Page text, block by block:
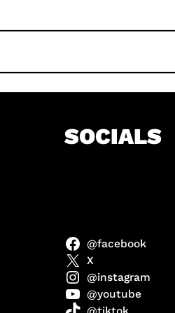
SOCIALS
@facebook
X
@instagram
@youtube